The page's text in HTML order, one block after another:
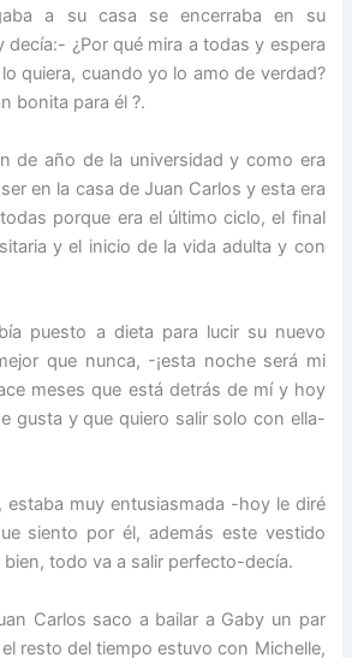
a su casa se encerraba en su
decía:- ¿Por qué mira a todas y espera
quiera, cuando yo lo amo de verdad?
bonita para él ?.
de año de la universidad y como era
en la casa de Juan Carlos y esta era
porque era el último ciclo, el final
y el inicio de la vida adulta y con
puesto a dieta para lucir su nuevo
que nunca, -¡esta noche será mi
meses que está detrás de mí y hoy
gusta y que quiero salir solo con ella-
estaba muy entusiasmada -hoy le diré
siento por él, además este vestido
todo va a salir perfecto-decía.
Carlos saco a bailar a Gaby un par
resto del tiempo estuvo con Michelle,